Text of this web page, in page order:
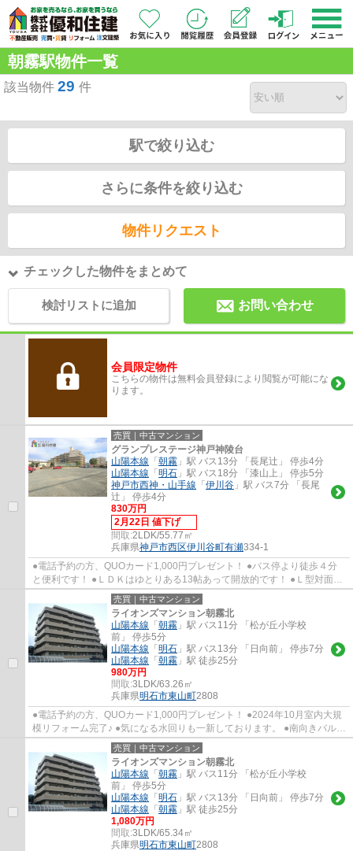
朝霧駅物件一覧
該当物件 29 件
駅で絞り込む
さらに条件を絞り込む
物件リクエスト
チェックした物件をまとめて
検討リストに追加 お問い合わせ
会員限定物件
こちらの物件は無料会員登録により閲覧が可能にな
ります。
売買｜中古マンション
グランプレステージ神戸神陵台
山陽本線 「朝霧 」駅 バス13分 「長尾辻」 停歩4分
山陽本線 「明石 」駅 バス18分 「漆山上」 停歩5分
神戸市西神・山手線 「伊川谷 」駅 バス7分 「長尾
辻」 停歩4分
830万円
2月22日 値下げ
間取:2LDK/55.77㎡
兵庫県神戸市西区伊川谷町有瀬334-1
●電話予約の方、QUOカード1,000円プレゼント！ ●バス停より徒歩４分
と便利です！ ●ＬＤＫはゆとりある13帖あって開放的です！ ●Ｌ型対面式
キッチンでリビングを見渡せ、会話を楽しみな...
売買｜中古マンション
ライオンズマンション朝霧北
山陽本線 「朝霧 」駅 バス11分 「松が丘小学校
前」 停歩5分
山陽本線 「明石 」駅 バス13分 「日向前」 停歩7分
山陽本線 「朝霧 」駅 徒歩25分
980万円
間取:3LDK/63.26㎡
兵庫県明石市東山町2808
●電話予約の方、QUOカード1,000円プレゼント！ ●2024年10月室内大規
模リフォーム完了♪ ●気になる水回りも一新しております。 ●南向きバルコ
ニーにつき陽当たり良好 ●松が丘小学校・朝...
売買｜中古マンション
ライオンズマンション朝霧北
山陽本線 「朝霧 」駅 バス11分 「松が丘小学校
前」 停歩5分
山陽本線 「明石 」駅 バス13分 「日向前」 停歩7分
山陽本線 「朝霧 」駅 徒歩25分
1,080万円
間取:3LDK/65.34㎡
兵庫県明石市東山町2808